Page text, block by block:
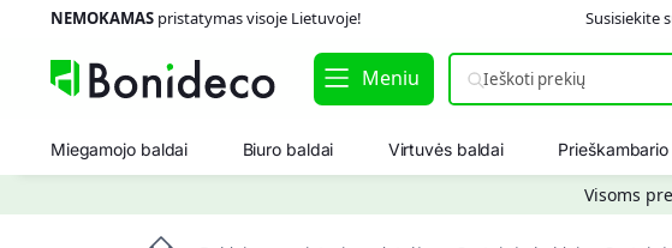
NEMOKAMASpristatymas visoje Lietuvoje! Susisiekite
Meniu
Miegamojo baldai Biuro baldai Virtuvės baldai
Visoms